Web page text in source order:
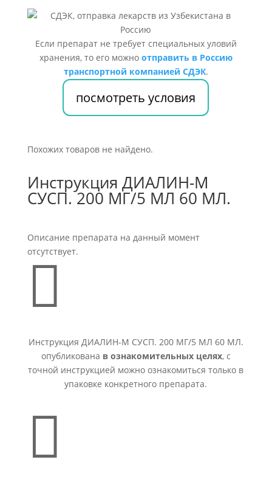
Если препарат не требует специальных уловий
хранения, то его можно отправить в Россию
транспортной компанией СДЭК.
посмотреть условия
Похожих товаров не найдено.
Инструкция ДИАЛИН-М
СУСП. 200 МГ/5 МЛ 60 МЛ.
Описание препарата на данный момент
отсутствует.

Инструкция ДИАЛИН-М СУСП. 200 МГ/5 МЛ 60 МЛ.
опубликована в ознакомительных целях, с
точной инструкцией можно ознакомиться только в
упаковке конкретного препарата.
